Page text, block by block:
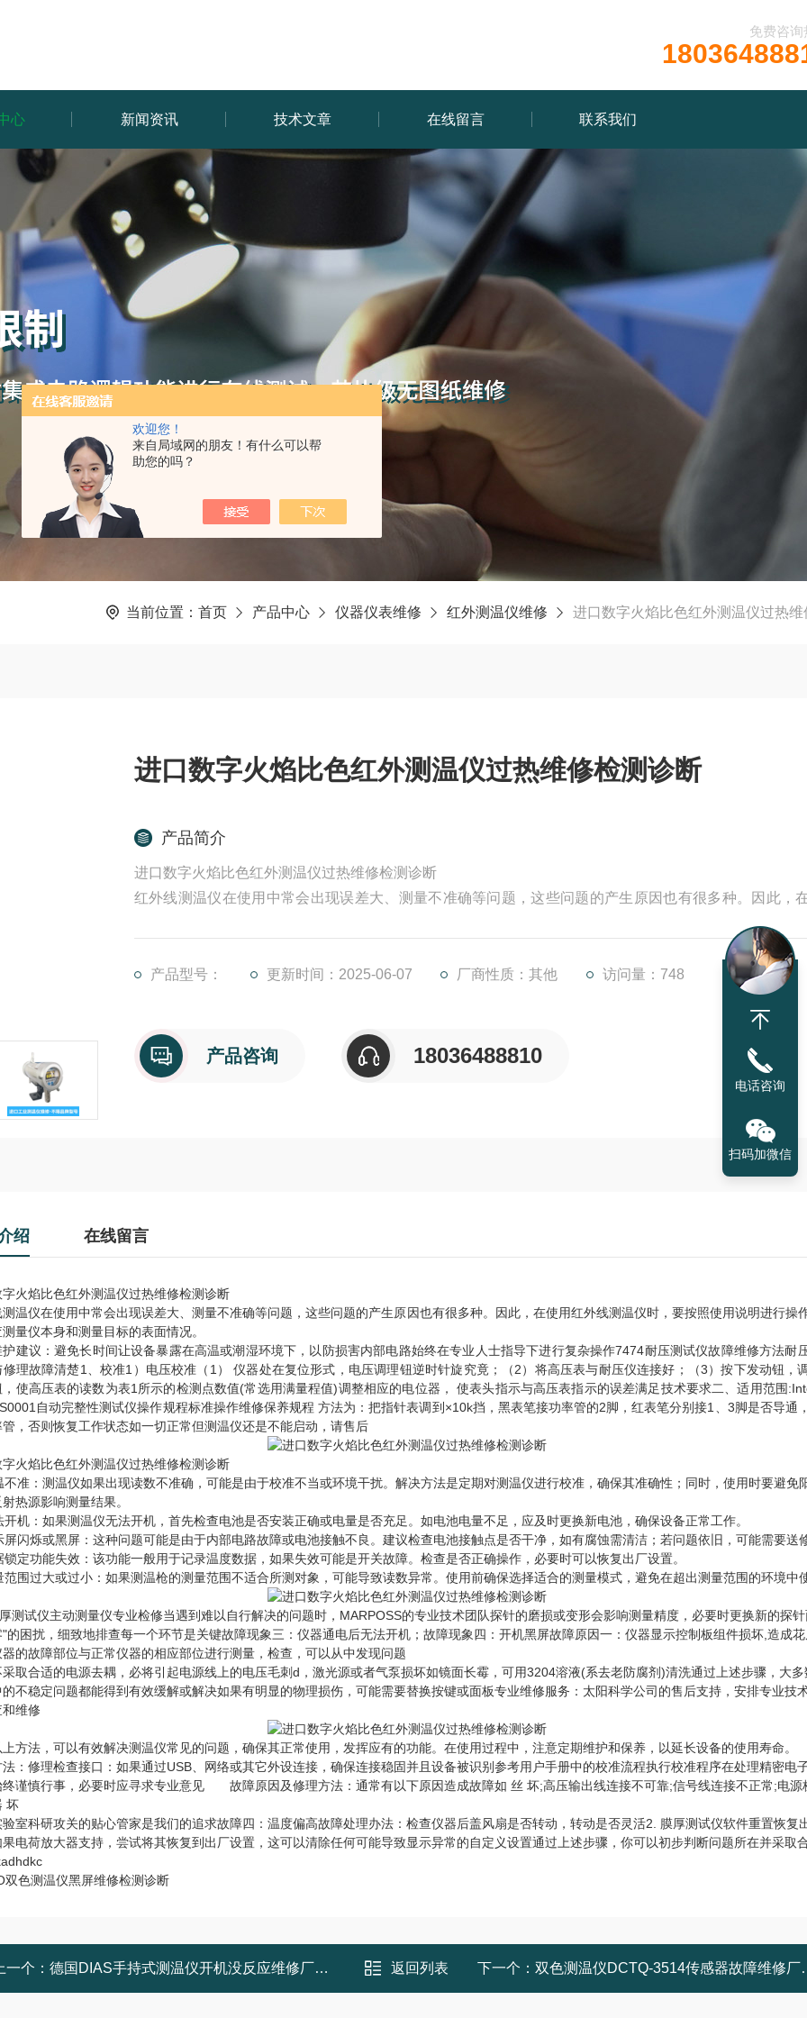
欢迎您！
来自局域网的朋友！有什么可以帮
助您的吗？
免费咨询
心 新闻资讯 技术文章 在线留言 联系我们
当前位置： 首页 产品中心 仪器仪表维修 红外测温仪维修 进口数字火焰比色红外测温仪过热
进口数字火焰比色红外测温仪过热维修检测诊断
产品简介
进口数字火焰比色红外测温仪过热维修检测诊断
红外线测温仪在使用中常会出现误差大、测量不准确等问题，这些问题的产生原因也有很多种。因此，
日常维护建议：避免长时间让设备暴露在高温或潮湿环境下，以防损害内部电路始终在专业人士指导下
杂操作7474耐压测试仪故障维修方法耐压测试仪校准与修理故障清楚1、校准1）电压
产品型号： 更新时间：2025-06-07 厂商性质：其他 访问量：748
产品咨询 18036488810
绍 在线留言
火焰比色红外测温仪过热维修检测诊断
温仪在使用中常会出现误差大、测量不准确等问题，这些问题的产生原因也有很多种。因此，在使用红外线测温仪时，要按照使用说明进行操
量仪本身和测量目标的表面情况。
护建议：避免长时间让设备暴露在高温或潮湿环境下，以防损害内部电路始终在专业人士指导下进行复杂操作7474耐压测试仪故障维修方法耐
修理故障清楚1、校准1）电压校准（1） 仪器处在复位形式，电压调理钮逆时针旋究竟；（2）将高压表与耐压仪连接好；（3）按下发动钮，
，使高压表的读数为表1所示的检测点数值(常选用满量程值)调整相应的电位器， 使表头指示与高压表指示的误差满足技术要求二、适用范围
自动完整性测试仪操作规程标准操作维修保养规程 方法为：把指针表调到×10k挡，黑表笔接功率管的2脚，红表笔分别接1、3脚是否导通
，否则恢复工作状态如一切正常但测温仪还是不能启动，请售后
火焰比色红外测温仪过热维修检测诊断
不准：测温仪如果出现读数不准确，可能是由于校准不当或环境干扰。解决方法是定期对测温仪进行校准，确保其准确性；同时，使用时要避免
热源影响测量结果。
开机：如果测温仪无法开机，首先检查电池是否安装正确或电量是否充足。如电池电量不足，应及时更换新电池，确保设备正常工作。
屏闪烁或黑屏：这种问题可能是由于内部电路故障或电池接触不良。建议检查电池接触点是否干净，如有腐蚀需清洁；若问题依旧，可能需要送
锁定功能失效：该功能一般用于记录温度数据，如果失效可能是开关故障。检查是否正确操作，必要时可以恢复出厂设置。
范围过大或过小：如果测温枪的测量范围不适合所测对象，可能导致读数异常。使用前确保选择适合的测量模式，避免在超出测量范围的环境中
测试仪主动测量仪专业检修当遇到难以自行解决的问题时，MARPOSS的专业技术团队探针的磨损或变形会影响测量精度，必要时更换新的探针
的困扰，细致地排查每一个环节是关键故障现象三：仪器通电后无法开机；故障现象四：开机黑屏故障原因一：仪器显示控制板组件损坏,造成
的故障部位与正常仪器的相应部位进行测量，检查，可以从中发现问题
取合适的电源去耦，必将引起电源线上的电压毛刺d，激光源或者气泵损坏如镜面长霉，可用3204溶液(系去老防腐剂)清洗通过上述步骤，大
不稳定问题都能得到有效缓解或解决如果有明显的物理损伤，可能需要替换按键或面板专业维修服务：太阳科学公司的售后支持，安排专业技
维修
方法，可以有效解决测温仪常见的问题，确保其正常使用，发挥应有的功能。在使用过程中，注意定期维护和保养，以延长设备的使用寿命。
：修理检查接口：如果通过USB、网络或其它外设连接，确保连接稳固并且设备被识别参考用户手册中的校准流程执行校准程序在处理精密电
终谨慎行事，必要时应寻求专业意见 故障原因及修理方法：通常有以下原因造成故障如 丝 坏;高压输出线连接不可靠;信号线连接不正常;电源
坏
室科研攻关的贴心管家是我们的追求故障四：温度偏高故障处理办法：检查仪器后盖风扇是否转动，转动是否灵活2. 膜厚测试仪软件重置恢复
电荷放大器支持，尝试将其恢复到出厂设置，这可以清除任何可能导致显示异常的自定义设置通过上述步骤，你可以初步判断问题所在并采取
双色测温仪黑屏维修检测诊断
一个： 德国DIAS手持式测温仪开机没反应维修厂家售后 返回列表 下一个： 双色测温仪DCTQ-3514传感器故障维修厂家售后
电话咨询
扫码加微信